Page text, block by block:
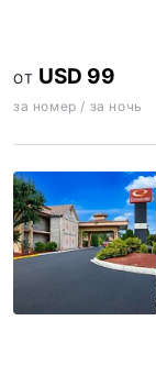
ОТ USD 99
за номер / за ночь